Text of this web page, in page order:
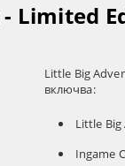
Limited
Little Big
включва:
Little Big
Ingame